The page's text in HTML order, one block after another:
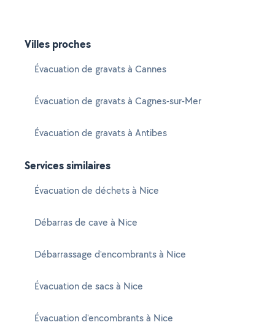
Villes proches
Évacuation de gravats à Cannes
Évacuation de gravats à Cagnes-sur-Mer
Évacuation de gravats à Antibes
Services similaires
Évacuation de déchets à Nice
Débarras de cave à Nice
Débarrassage d'encombrants à Nice
Évacuation de sacs à Nice
Évacuation d'encombrants à Nice